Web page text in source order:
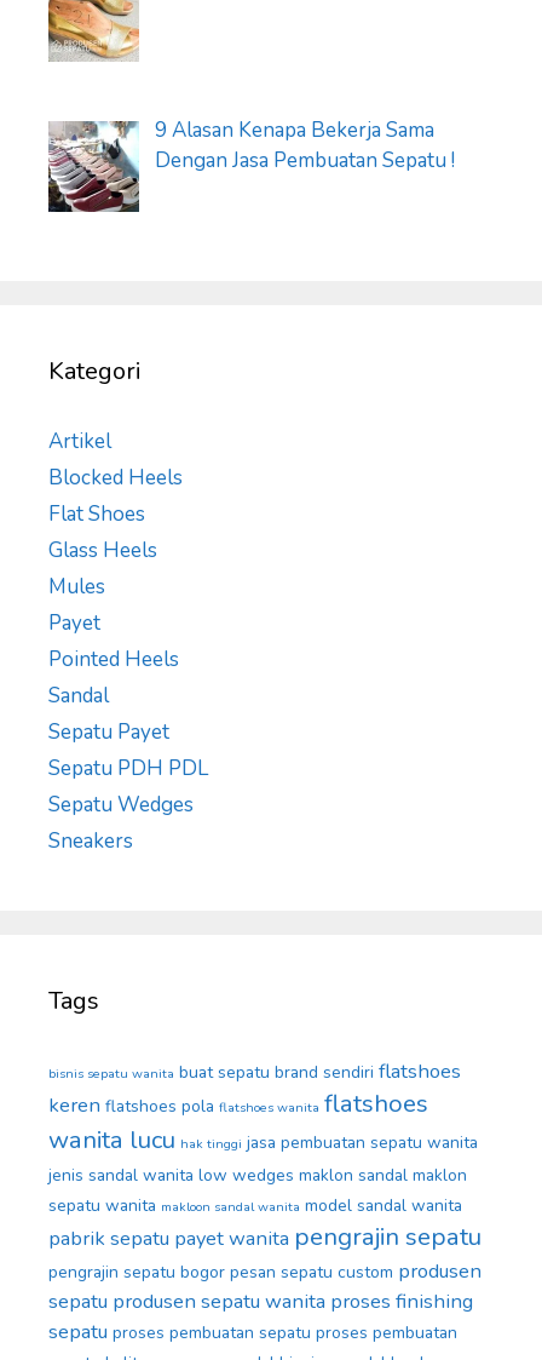
9 Alasan Kenapa Bekerja Sama
Dengan Jasa Pembuatan Sepatu !
Kategori
Artikel
Blocked Heels
Flat Shoes
Glass Heels
Mules
Payet
Pointed Heels
Sandal
Sepatu Payet
Sepatu PDH PDL
Sepatu Wedges
Sneakers
Tags
bisnis sepatu wanita buat sepatu brand sendiri flatshoes
keren flatshoes pola flatshoes wanita flatshoes
wanita lucu hak tinggi jasa pembuatan sepatu wanita
jenis sandal wanita low wedges maklon sandal maklon
sepatu wanita makloon sandal wanita model sandal wanita
pabrik sepatu payet wanita pengrajin sepatu
pengrajin sepatu bogor pesan sepatu custom produsen
sepatu produsen sepatu wanita proses finishing
sepatu proses pembuatan sepatu proses pembuatan